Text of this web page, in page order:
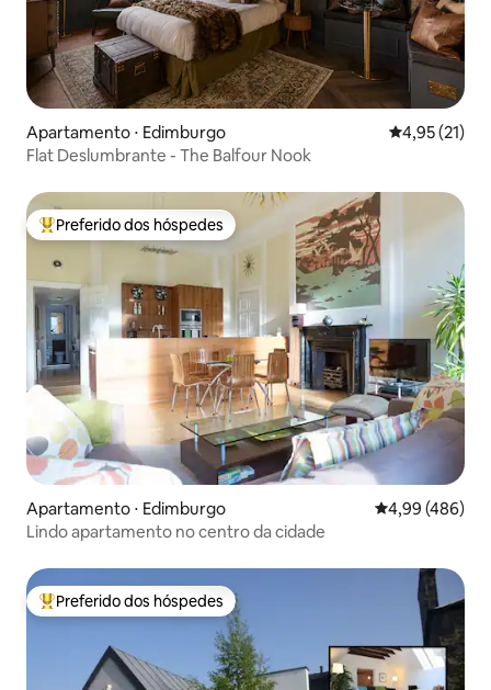
Apartamento ⋅ Edimburgo 4,95 de uma
4,95 (21)
Flat Deslumbrante - The Balfour Nook
Entre os melhores preferidos dos hóspedes
Preferido dos hóspedes
Apartamento ⋅ Edimburgo 4,99 de uma
4,99 (486)
Lindo apartamento no centro da cidade
Entre os melhores preferidos dos hóspedes
Preferido dos hóspedes